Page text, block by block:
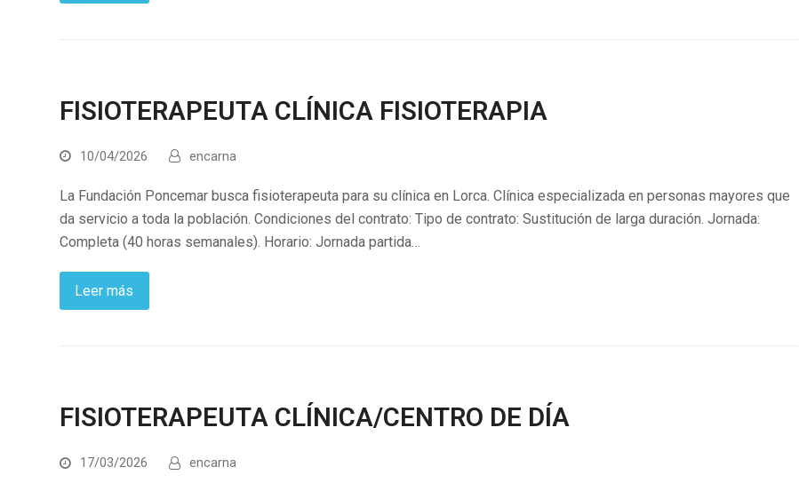
FISIOTERAPEUTA CLÍNICA FISIOTERAPIA
10/04/2026 encarna
La Fundación Poncemar busca fisioterapeuta para su clínica en Lorca. Clínica especializada en personas mayores que
da servicio a toda la población. Condiciones del contrato: Tipo de contrato: Sustitución de larga duración. Jornada:
Completa (40 horas semanales). Horario: Jornada partida…
Leer más
FISIOTERAPEUTA CLÍNICA/CENTRO DE DÍA
17/03/2026 encarna